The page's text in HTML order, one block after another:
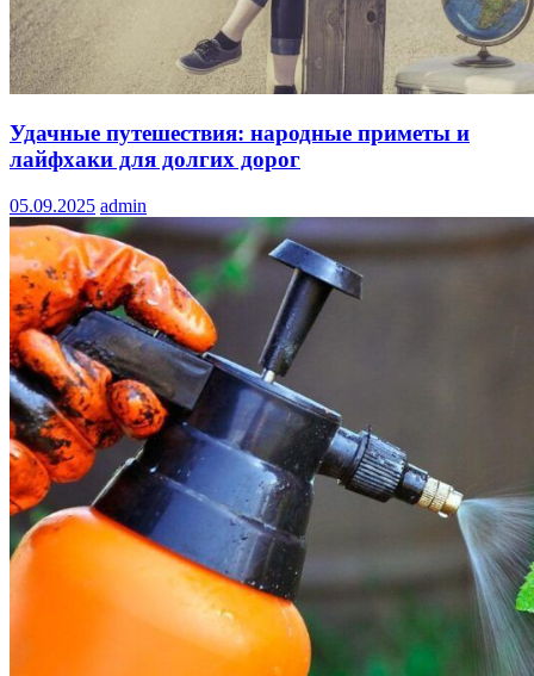
Удачные путешествия: народные приметы и
лайфхаки для долгих дорог
05.09.2025 admin